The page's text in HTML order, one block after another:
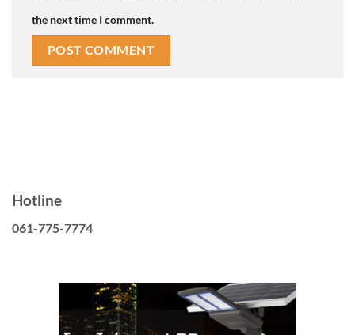
the next time I comment.
Hotline
061-775-7774